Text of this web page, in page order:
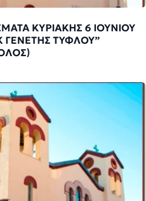
ΚΥΡΙΑΚΗΣ 6 ΙΟΥΝΙΟΥ
ΓΕΝΕΤΗΣ ΤΥΦΛΟΥ”